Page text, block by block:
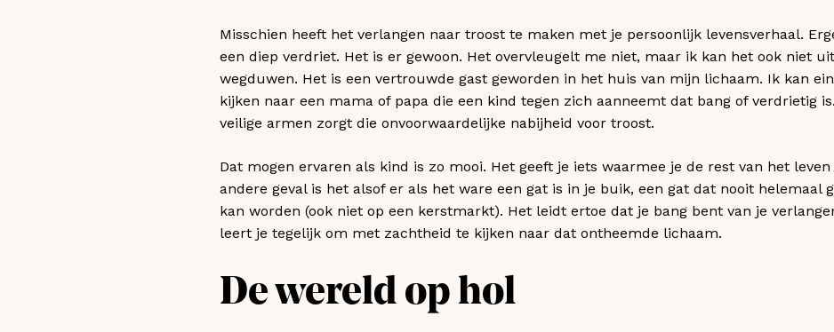
Misschien heeft het verlangen naar troost te maken met je persoonlijk levensverhaal.
een diep verdriet. Het is er gewoon. Het overvleugelt me niet, maar ik kan het ook niet
wegduwen. Het is een vertrouwde gast geworden in het huis van mijn lichaam. Ik kan
kijken naar een mama of papa die een kind tegen zich aanneemt dat bang of verdrietig
veilige armen zorgt die onvoorwaardelijke nabijheid voor troost.
Dat mogen ervaren als kind is zo mooi. Het geeft je iets waarmee je de rest van het
andere geval is het alsof er als het ware een gat is in je buik, een gat dat nooit helemaal
kan worden (ook niet op een kerstmarkt). Het leidt ertoe dat je bang bent van je
leert je tegelijk om met zachtheid te kijken naar dat ontheemde lichaam.
De wereld op hol